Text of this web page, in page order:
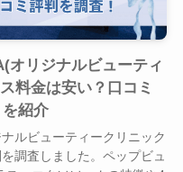
リジナルビューティ
料金は安い？口コミ
紹介
ルビューティークリニック
調査しました。ペップビュ